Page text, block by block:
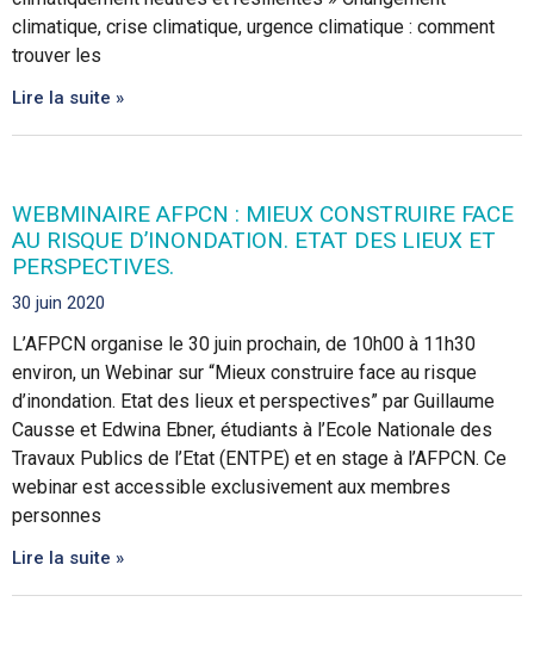
climatique, crise climatique, urgence climatique : comment
trouver les
Lire la suite »
WEBMINAIRE AFPCN : MIEUX CONSTRUIRE FACE
AU RISQUE D’INONDATION. ETAT DES LIEUX ET
PERSPECTIVES.
30 juin 2020
L’AFPCN organise le 30 juin prochain, de 10h00 à 11h30
environ, un Webinar sur “Mieux construire face au risque
d’inondation. Etat des lieux et perspectives” par Guillaume
Causse et Edwina Ebner, étudiants à l’Ecole Nationale des
Travaux Publics de l’Etat (ENTPE) et en stage à l’AFPCN. Ce
webinar est accessible exclusivement aux membres
personnes
Lire la suite »